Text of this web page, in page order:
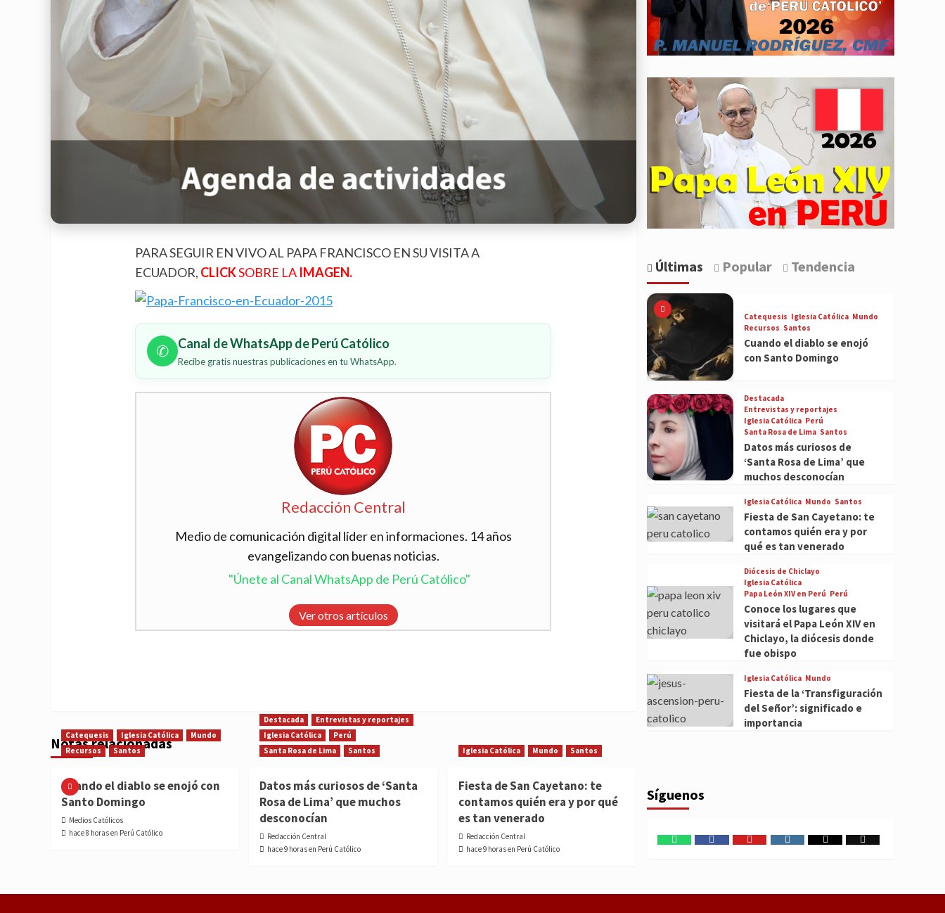
PARA SEGUIR EN VIVO AL PAPA FRANCISCO EN SU VISITA A
ECUADOR, CLICKSOBRE LA IMAGEN.
✆ Canal de WhatsApp de Perú Católico
Recibe gratis nuestras publicaciones en tu WhatsApp.
Redacción Central
Medio de comunicación digital líder en informaciones. 14 años
evangelizando con buenas noticias.
"Únete al Canal WhatsApp de Perú Católico"
Ver otros artículos
Notas relacionadas
Catequesis Iglesia Católica
Mundo
Recursos
Santos
Cuando el diablo se enojó con
Santo Domingo
Medios Católicos
hace 8 horas en Perú Católico
Destacada
Entrevistas y reportajes
Iglesia Católica
Perú
Santa Rosa de Lima
Santos
Datos más curiosos de ‘Santa
Rosa de Lima’ que muchos
desconocían
Redacción Central
hace 9 horas en Perú Católico
Iglesia Católica Mundo Santos
Fiesta de San Cayetano: te
contamos quién era y por qué
es tan venerado
Redacción Central
hace 9 horas en Perú Católico
Últimas Popular Tendencia
Catequesis Iglesia Católica Mundo
Recursos Santos
Cuando el diablo se enojó
con Santo Domingo
Destacada
Entrevistas y reportajes
Iglesia Católica Perú
Santa Rosa de Lima Santos
Datos más curiosos de
‘Santa Rosa de Lima’ que
muchos desconocían
Iglesia Católica Mundo Santos
Fiesta de San Cayetano: te
contamos quién era y por
qué es tan venerado
Diócesis de Chiclayo
Iglesia Católica
Papa León XIV en Perú Perú
Conoce los lugares que
visitará el Papa León XIV en
Chiclayo, la diócesis donde
fue obispo
Iglesia Católica Mundo
Fiesta de la ‘Transfiguración
del Señor’: significado e
importancia
Síguenos
WhatsAppFacebookYoutubeInstagram
X TikTok